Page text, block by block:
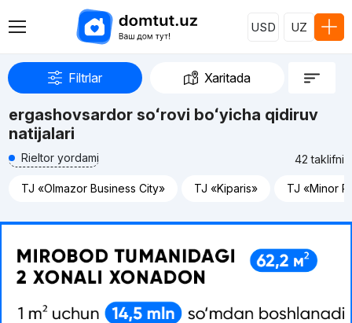
USD UZ
Filtrlar Xaritada
ergashovsardor soʻrovi boʻyicha qidiruv
natijalari
42 taklifni
Rieltor yordami
TJ «Olmazor Business City» TJ «Kiparis» TJ «Minor